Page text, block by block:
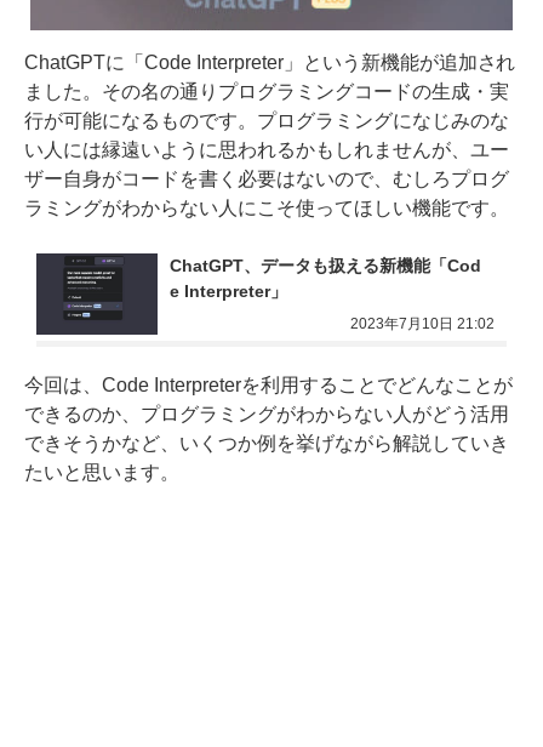
ChatGPTに「Code Interpreter」という新機能が追加され
ました。その名の通りプログラミングコードの生成・実
行が可能になるものです。プログラミングになじみのな
い人には縁遠いように思われるかもしれませんが、ユー
ザー自身がコードを書く必要はないので、むしろプログ
ラミングがわからない人にこそ使ってほしい機能です。
ChatGPT、データも扱える新機能「Cod
e Interpreter」
2023年7月10日 21:02
今回は、Code Interpreterを利用することでどんなことが
できるのか、プログラミングがわからない人がどう活用
できそうかなど、いくつか例を挙げながら解説していき
たいと思います。